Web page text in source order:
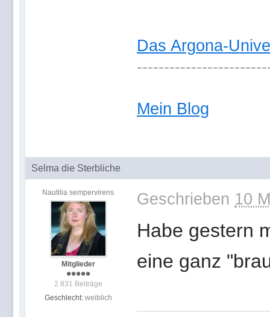
Das Argona-
Mein Blog
Selma die Sterbliche
Nautilia sempervirens
Mitglieder
2.831 Beiträge
Geschlecht: weiblich
Geschrieben 10
Habe gestern
eine ganz